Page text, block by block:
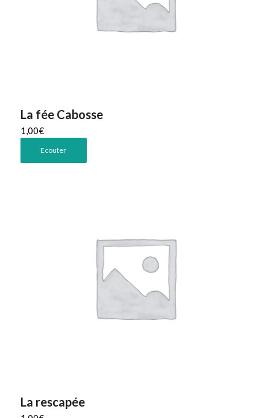
La fée Cabosse
1,00€
Ecouter
La rescapée